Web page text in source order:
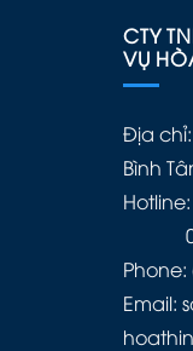
CTY
VỤ
Địa chỉ:
Bình
Phone:
Email: